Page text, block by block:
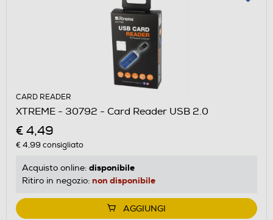
CARD READER
XTREME - 30792 - Card Reader USB 2.0
€ 4,49
€ 4,99 consigliato
Acquisto online: disponibile
Ritiro in negozio: non disponibile
AGGIUNGI